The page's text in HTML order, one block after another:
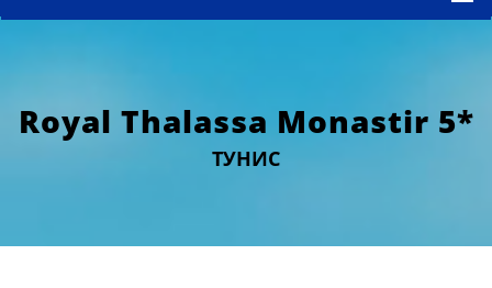
Royal Thalassa Monastir 5*
ТУНИС